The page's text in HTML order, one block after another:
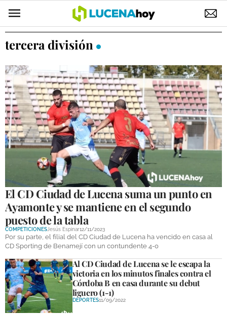
POLÍTICA
ELECCIONES
SUCESOS
ECONOMÍA
DESARROLLO LOCAL
LUCENA EMPRESAS
OCIO
COFRADÍAS
DEPORTES
COMPETICIONES
DEPORTE BASE
OPINIÓN
tercera división
El CD Ciudad de Lucena suma un punto en
Ayamonte y se mantiene en el segundo
puesto de la tabla
COMPETICIONES Jesús Espinar12/11/2023
Por su parte, el filial del CD Ciudad de Lucena ha vencido en casa al
CD Sporting de Benamejí con un contundente 4-0
Al CD Ciudad de Lucena se le escapa la
victoria en los minutos finales contra el
Córdoba B en casa durante su debut
liguero (1-1)
DEPORTES11/09/2022